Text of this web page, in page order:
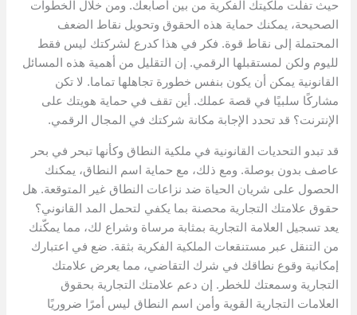
حيث تفلت ملكيتك الفكرية من بين أصابعك. ومن خلال الخطوات
الصحيحة، يمكنك حماية هذه الحقوق وتحويل نقاط الضعف
المحتملة إلى نقاط قوة. فكر في هذا كدرع لشركتك ليس فقط
لليوم ولكن لمستقبلها الرقمي. إن التقليل من أهمية هذه المسائل
القانونية يمكن أن يكون بنفس خطورة تجاهلها تماما. لا تكن
مشاركًا سلبيًا في قصة عملك. أين تقف في حماية هويتك على
الإنترنت؟ قد تحدد الإجابة مكانة شركتك في المجال الرقمي.
قد تبدو التحديات القانونية في ملكية النطاق وكأنها تبحر في بحر
عاصف بدون بوصلة. ومع ذلك، مع حماية اسم النطاق، يمكنك
الحصول على شريان الحياة ضد نزاعات النطاق غير المتوقعة. هل
حقوق علامتك التجارية محصنة بما يكفي لتحمل المد القانوني؟
يعد تسجيل العلامة التجارية بمثابة مرساة وشراع لك، مما يمكّنك
من التنقل عبر مستنقعات الملكية الفكرية بثقة. ضع في اعتبارك
إمكانية وقوع نطاقك في شرك التقاضي، مما يعرض علامتك
التجارية وسمعتك للخطر. إن دعم علامتك التجارية بحقوق
العلامات التجارية القوية وأمن اسم النطاق ليس أمرًا ضروريًا